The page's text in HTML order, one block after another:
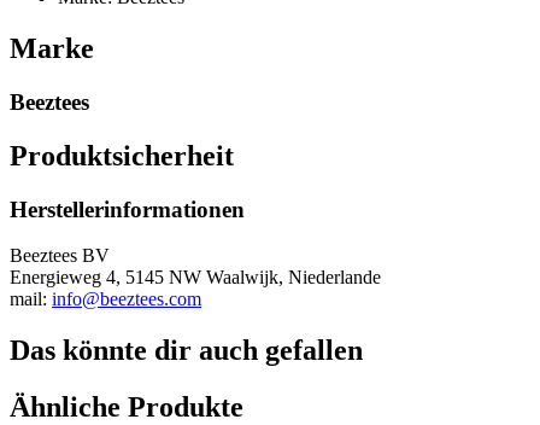
Marke
Beeztees
Produktsicherheit
Herstellerinformationen
Beeztees BV
Energieweg 4, 5145 NW Waalwijk, Niederlande
mail: info@beeztees.com
Das könnte dir auch gefallen
Ähnliche Produkte